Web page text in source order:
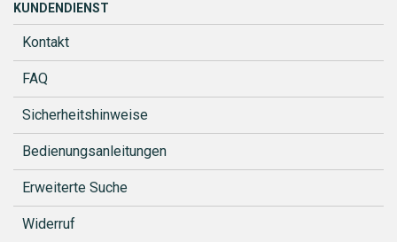
KUNDENDIENST
Kontakt
FAQ
Sicherheitshinweise
Bedienungsanleitungen
Erweiterte Suche
Widerruf